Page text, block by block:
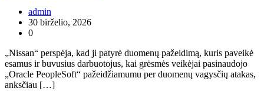
admin
30 birželio, 2026
0
„Nissan“ perspėja, kad ji patyrė duomenų pažeidimą, kuris paveikė
esamus ir buvusius darbuotojus, kai grėsmės veikėjai pasinaudojo
„Oracle PeopleSoft“ pažeidžiamumu per duomenų vagysčių atakas,
anksčiau […]